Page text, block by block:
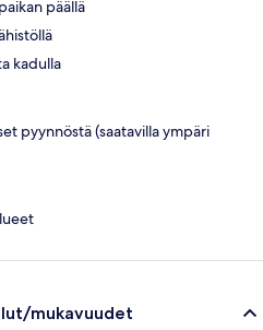
päällä
kadulla
pyynnöstä (saatavilla ympäri
mukavuudet